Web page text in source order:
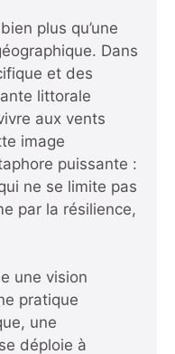
plus qu’une
Dans
et des
littorale
aux vents
image
puissante :
ne se limite pas
par la résilience,
une vision
pratique
une
déploie à